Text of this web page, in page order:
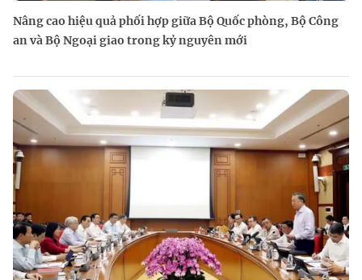
Nâng cao hiệu quả phối hợp giữa Bộ Quốc phòng, Bộ Công
an và Bộ Ngoại giao trong kỷ nguyên mới